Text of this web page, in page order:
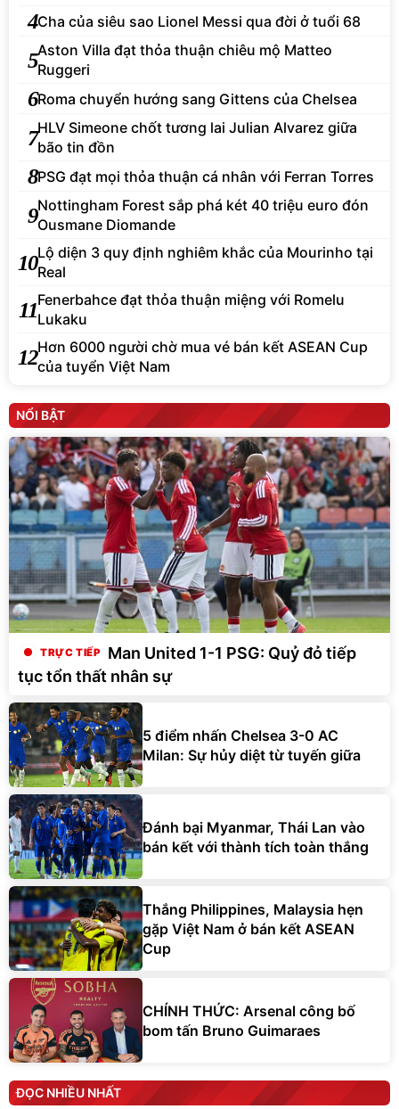
4Cha của siêu sao Lionel Messi qua đời ở tuổi 68
5Aston Villa đạt thỏa thuận chiêu mộ Matteo
Ruggeri
6Roma chuyển hướng sang Gittens của Chelsea
7HLV Simeone chốt tương lai Julian Alvarez giữa
bão tin đồn
8PSG đạt mọi thỏa thuận cá nhân với Ferran Torres
9Nottingham Forest sắp phá két 40 triệu euro đón
Ousmane Diomande
10Lộ diện 3 quy định nghiêm khắc của Mourinho tại
Real
11Fenerbahce đạt thỏa thuận miệng với Romelu
Lukaku
12Hơn 6000 người chờ mua vé bán kết ASEAN Cup
của tuyển Việt Nam
NỔI BẬT
Man United 1-1 PSG: Quỷ đỏ tiếp
tục tổn thất nhân sự
5 điểm nhấn Chelsea 3-0 AC
Milan: Sự hủy diệt từ tuyến giữa
Đánh bại Myanmar, Thái Lan vào
bán kết với thành tích toàn thắng
Thắng Philippines, Malaysia hẹn
gặp Việt Nam ở bán kết ASEAN
Cup
CHÍNH THỨC: Arsenal công bố
bom tấn Bruno Guimaraes
ĐỌC NHIỀU NHẤT